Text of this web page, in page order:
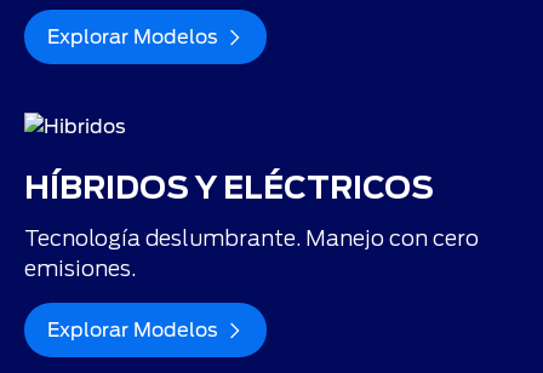
Explorar Modelos
HÍBRIDOS Y ELÉCTRICOS
Tecnología deslumbrante. Manejo con cero
emisiones.
Explorar Modelos